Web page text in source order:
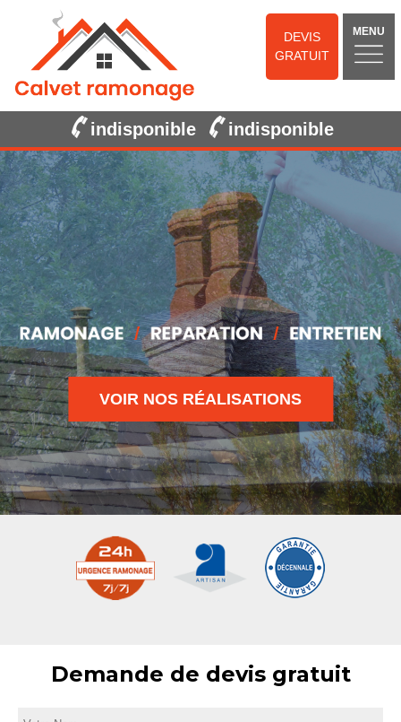
DEVIS
GRATUIT
MENU
indisponible indisponible
VOIR NOS RÉALISATIONS
Demande de devis gratuit